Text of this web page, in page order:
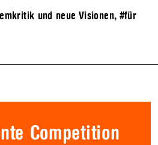
und neue Visionen, #für
Competition